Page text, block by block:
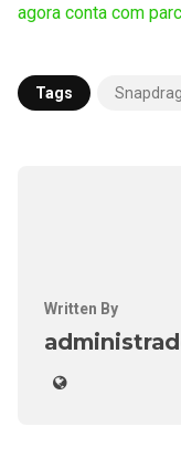
agora conta com
Tags
Written By